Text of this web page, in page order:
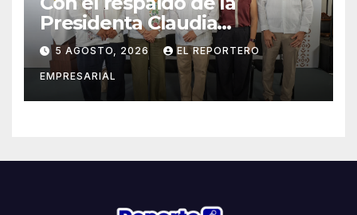
Presidenta Claudia
Sheinbaum, Renacimiento
Maya fortalece la salud de las
familias yucatecas
5 AGOSTO, 2026 EL REPORTERO
EMPRESARIAL